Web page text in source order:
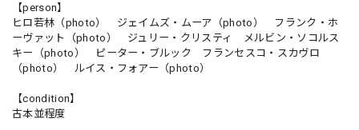
【person】
ヒロ若林（photo） ジェイムズ・ムーア（photo） フランク・ホ
ーヴァット（photo） ジュリー・クリスティ メルビン・ソコルス
キー（photo） ピーター・ブルック フランセスコ・スカヴロ
（photo） ルイス・フォアー（photo）
【condition】
古本並程度